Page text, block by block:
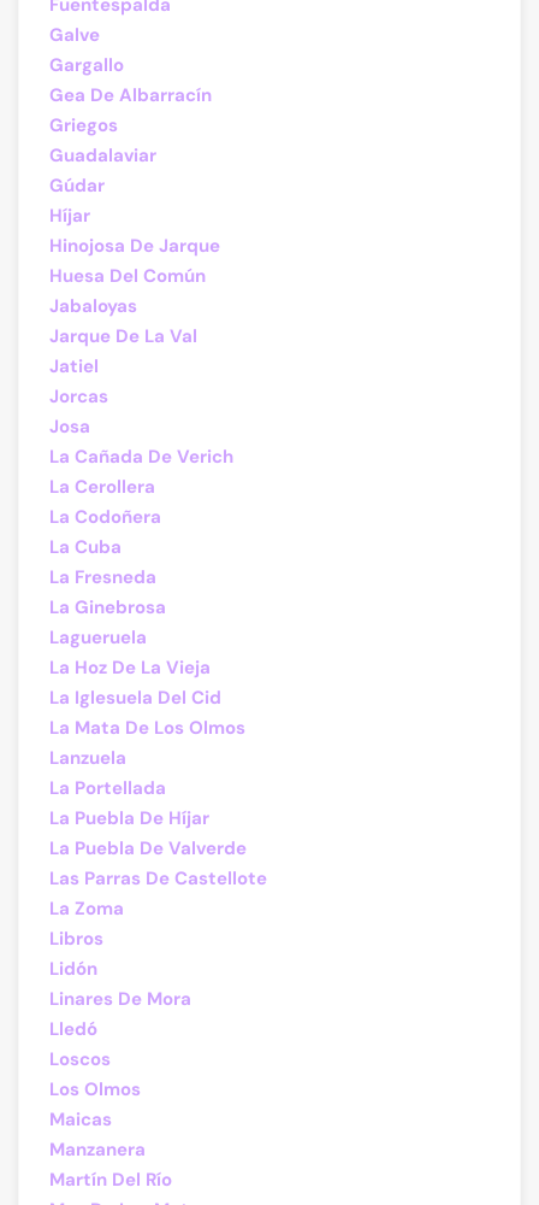
Fuentespalda
Galve
Gargallo
Gea De Albarracín
Griegos
Guadalaviar
Gúdar
Híjar
Hinojosa De Jarque
Huesa Del Común
Jabaloyas
Jarque De La Val
Jatiel
Jorcas
Josa
La Cañada De Verich
La Cerollera
La Codoñera
La Cuba
La Fresneda
La Ginebrosa
Lagueruela
La Hoz De La Vieja
La Iglesuela Del Cid
La Mata De Los Olmos
Lanzuela
La Portellada
La Puebla De Híjar
La Puebla De Valverde
Las Parras De Castellote
La Zoma
Libros
Lidón
Linares De Mora
Lledó
Loscos
Los Olmos
Maicas
Manzanera
Martín Del Río